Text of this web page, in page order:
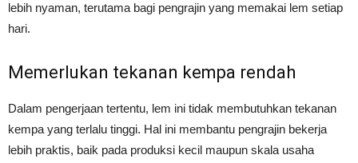
lebih nyaman, terutama bagi pengrajin yang memakai lem setiap
hari.
Memerlukan tekanan kempa rendah
Dalam pengerjaan tertentu, lem ini tidak membutuhkan tekanan
kempa yang terlalu tinggi. Hal ini membantu pengrajin bekerja
lebih praktis, baik pada produksi kecil maupun skala usaha